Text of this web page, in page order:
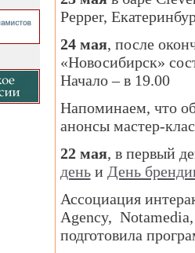
Pepper,
24 мая, после
«Новосибирск»
Начало – в 19.00
Напоминаем, что
анонсы мастер-
22 мая, в первый
деньи День
Ассоциация
Agency,
подготовила